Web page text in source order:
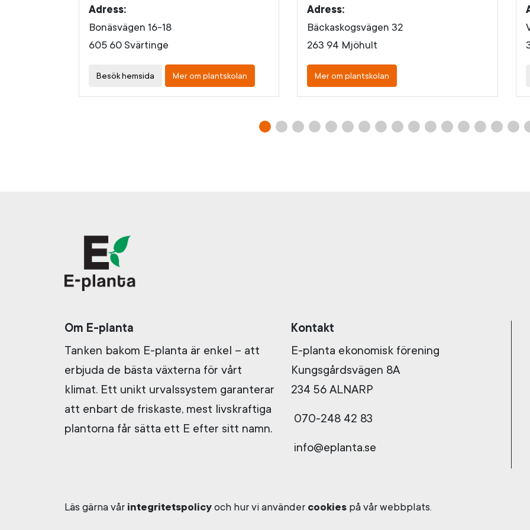
Adress:
Bonäsvägen 16-18
605 60 Svärtinge
Besök hemsida Mer om plantskolan
Adress:
Bäckaskogsvägen 32
263 94 Mjöhult
Mer om plantskolan
Om E-planta
Tanken bakom E-planta är enkel – att
erbjuda de bästa växterna för vårt
klimat. Ett unikt urvalssystem garanterar
att enbart de friskaste, mest livskraftiga
plantorna får sätta ett E efter sitt namn.
Kontakt
E-planta ekonomisk förening
Kungsgårdsvägen 8A
234 56 ALNARP
070-248 42 83
info@eplanta.se
Läs gärna vår integritetspolicy och hur vi använder cookies på vår webbplats.